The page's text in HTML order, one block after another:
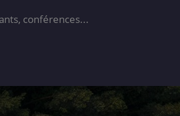
conférences...